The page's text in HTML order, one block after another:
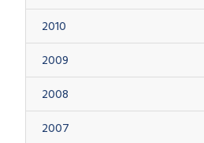
2010
2009
2008
2007